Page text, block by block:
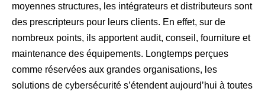
moyennes structures, les intégrateurs et distributeurs sont
des prescripteurs pour leurs clients. En effet, sur de
nombreux points, ils apportent audit, conseil, fourniture et
maintenance des équipements. Longtemps perçues
comme réservées aux grandes organisations, les
solutions de cybersécurité s’étendent aujourd’hui à toutes